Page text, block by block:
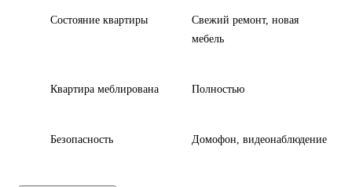
Состояние квартиры
Свежий ремонт, новая
мебель
Квартира меблирована Полностью
Безопасность Домофон, видеонаблюдение